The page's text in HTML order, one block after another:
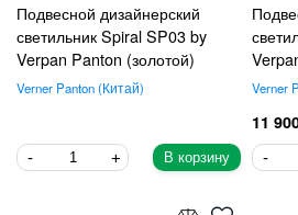
Подвесной дизайнерский
светильник Spiral SP03 by
Verpan Panton (золотой)
Verner Panton Китай
В корзину
Verner
11